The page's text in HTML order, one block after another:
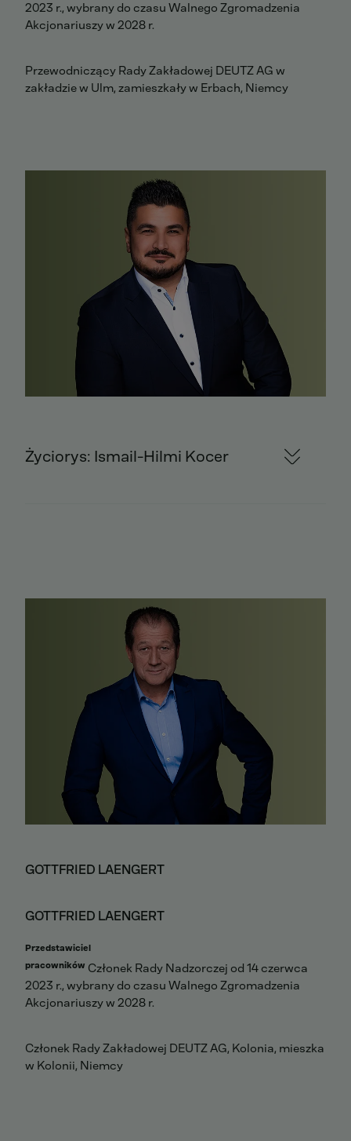
2023 r., wybrany do czasu Walnego Zgromadzenia
Akcjonariuszy w 2028 r.
Przewodniczący Rady Zakładowej DEUTZ AG w
zakładzie w Ulm, zamieszkały w Erbach, Niemcy
Życiorys: Ismail-Hilmi Kocer
GOTTFRIED LAENGERT
GOTTFRIED LAENGERT
Przedstawiciel
pracowników Członek Rady Nadzorczej od 14 czerwca
2023 r., wybrany do czasu Walnego Zgromadzenia
Akcjonariuszy w 2028 r.
Członek Rady Zakładowej DEUTZ AG, Kolonia, mieszka
w Kolonii, Niemcy